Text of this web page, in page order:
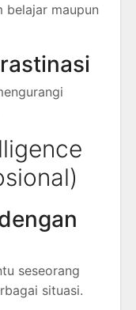
maupun
seseorang
situasi.